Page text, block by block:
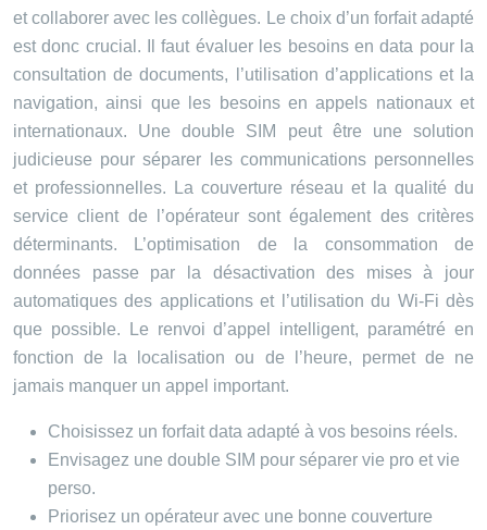
et collaborer avec les collègues. Le choix d’un forfait adapté
est donc crucial. Il faut évaluer les besoins en data pour la
consultation de documents, l’utilisation d’applications et la
navigation, ainsi que les besoins en appels nationaux et
internationaux. Une double SIM peut être une solution
judicieuse pour séparer les communications personnelles
et professionnelles. La couverture réseau et la qualité du
service client de l’opérateur sont également des critères
déterminants. L’optimisation de la consommation de
données passe par la désactivation des mises à jour
automatiques des applications et l’utilisation du Wi-Fi dès
que possible. Le renvoi d’appel intelligent, paramétré en
fonction de la localisation ou de l’heure, permet de ne
jamais manquer un appel important.
Choisissez un forfait data adapté à vos besoins réels.
Envisagez une double SIM pour séparer vie pro et vie
perso.
Priorisez un opérateur avec une bonne couverture